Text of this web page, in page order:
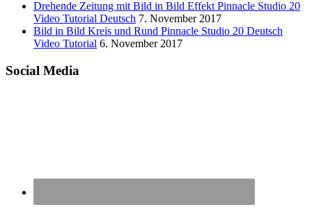
Drehende Zeitung mit Bild in Bild Effekt Pinnacle Studio 20
Video Tutorial Deutsch 7. November 2017
Bild in Bild Kreis und Rund Pinnacle Studio 20 Deutsch
Video Tutorial 6. November 2017
Social Media